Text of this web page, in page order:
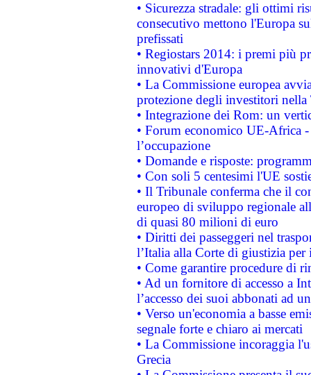
• Sicurezza stradale: gli ottimi
consecutivo mettono l'Europa
prefissati
• Regiostars 2014: i premi più
innovativi d'Europa
• La Commissione europea
protezione degli investitori
• Integrazione dei Rom: un
• Forum economico UE-Africa -
l’occupazione
• Domande e risposte:
• Con soli 5 centesimi l'UE
• Il Tribunale conferma che il
europeo di sviluppo regionale
di quasi 80 milioni di euro
• Diritti dei passeggeri nel
l’Italia alla Corte di giustizia
• Come garantire procedure di
• Ad un fornitore di accesso a
l’accesso dei suoi abbonati ad
• Verso un'economia a basse
segnale forte e chiaro ai mercati
• La Commissione incoraggia
Grecia